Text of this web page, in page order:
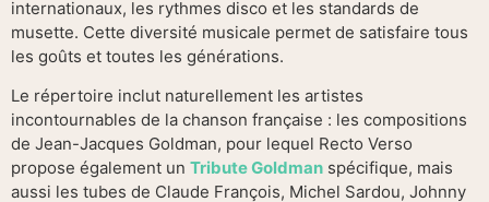
internationaux, les rythmes disco et les standards de
musette. Cette diversité musicale permet de satisfaire tous
les goûts et toutes les générations.
Le répertoire inclut naturellement les artistes
incontournables de la chanson française : les compositions
de Jean-Jacques Goldman, pour lequel Recto Verso
propose également un Tribute Goldman spécifique, mais
aussi les tubes de Claude François, Michel Sardou, Johnny